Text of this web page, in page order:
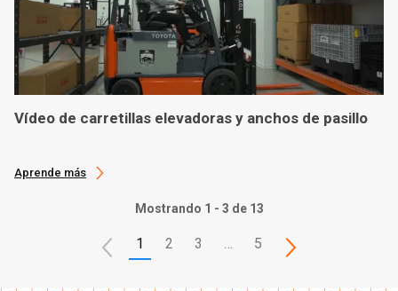
Vídeo de carretillas elevadoras y anchos de pasillo
Aprende más
Mostrando 1 - 3 de 13
1 2 3 … 5